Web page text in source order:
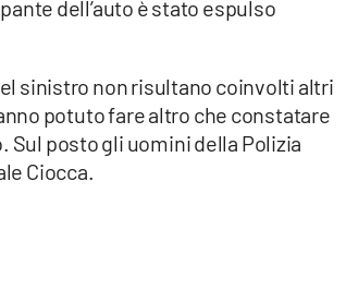
dell’auto è stato espulso
sinistro non risultano coinvolti altri
potuto fare altro che constatare
Sul posto gli uomini della Polizia
Ciocca.